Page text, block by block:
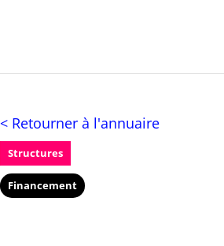
< Retourner à l'annuaire
Structures
Financement